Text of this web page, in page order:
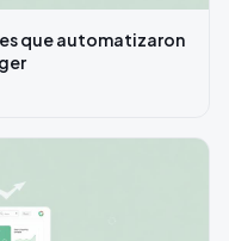
que automatizaron